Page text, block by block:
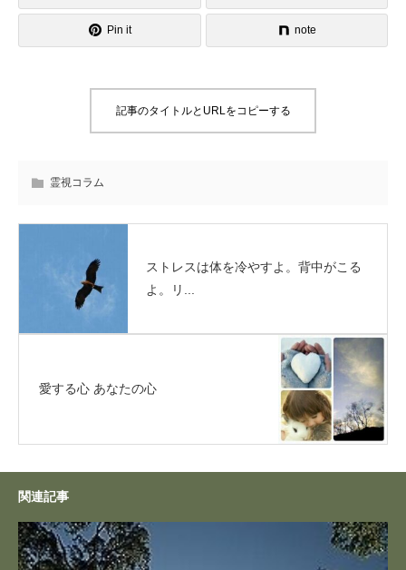
Pin it note
記事のタイトルとURLをコピーする
霊視コラム
ストレスは体を冷やすよ。背中がこる
よ。リ...
愛する心 あなたの心
関連記事